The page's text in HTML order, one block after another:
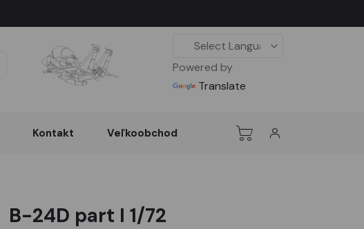
Powered by
Translate
Kontakt Veľkoobchod
B-24D part I 1/72